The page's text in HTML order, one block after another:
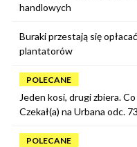
handlowych
Buraki przestają się
plantatorów
POLECANE
Jeden kosi, drugi zbiera.
Czekał(a) na Urbana odc. 73
POLECANE